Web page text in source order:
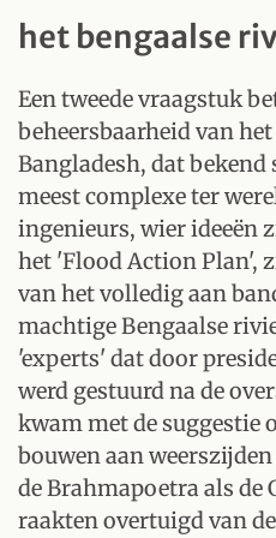
het bengaalse
Een tweede vraagstuk
beheersbaarheid van
Bangladesh, dat bekend
meest complexe ter
ingenieurs, wier ideeën
het 'Flood Action Plan',
van het volledig aan
machtige Bengaalse
'experts' dat door
werd gestuurd na de
kwam met de suggestie
bouwen aan
de Brahmapoetra als de
raakten overtuigd van